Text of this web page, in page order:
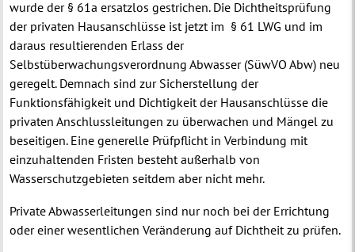
wurde der § 61a ersatzlos gestrichen. Die Dichtheitsprüfung
der privaten Hausanschlüsse ist jetzt im § 61 LWG und im
daraus resultierenden Erlass der
Selbstüberwachungsverordnung Abwasser (SüwVO Abw) neu
geregelt. Demnach sind zur Sicherstellung der
Funktionsfähigkeit und Dichtigkeit der Hausanschlüsse die
privaten Anschlussleitungen zu überwachen und Mängel zu
beseitigen. Eine generelle Prüfpflicht in Verbindung mit
einzuhaltenden Fristen besteht außerhalb von
Wasserschutzgebieten seitdem aber nicht mehr.
Private Abwasserleitungen sind nur noch bei der Errichtung
oder einer wesentlichen Veränderung auf Dichtheit zu prüfen.